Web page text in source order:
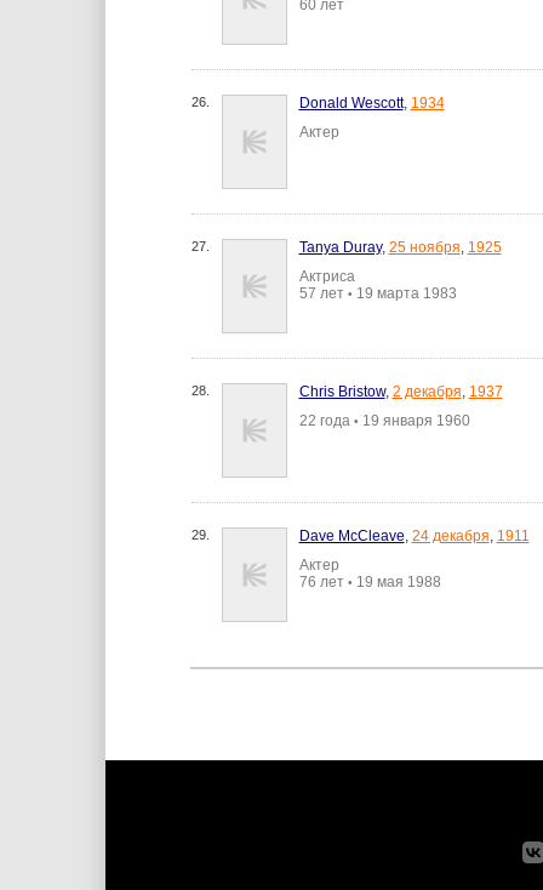
60 лет
26. Donald Wescott, 1934
Актер
27. Tanya Duray, 25 ноября, 1925
Актриса
57 лет • 19 марта 1983
28. Chris Bristow, 2 декабря, 1937
22 года • 19 января 1960
29. Dave McCleave, 24 декабря, 1911
Актер
76 лет • 19 мая 1988